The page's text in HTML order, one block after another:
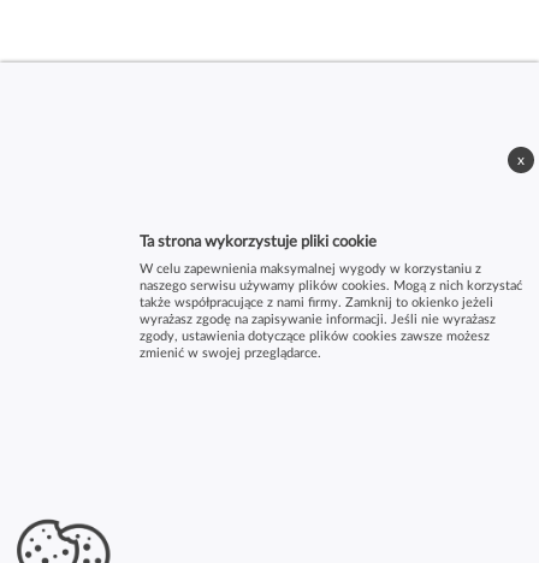
Ta strona wykorzystuje pliki cookie
W celu zapewnienia maksymalnej wygody w korzystaniu z
naszego serwisu używamy plików cookies. Mogą z nich korzystać
także współpracujące z nami firmy. Zamknij to okienko jeżeli
wyrażasz zgodę na zapisywanie informacji. Jeśli nie wyrażasz
zgody, ustawienia dotyczące plików cookies zawsze możesz
zmienić w swojej przeglądarce.
x